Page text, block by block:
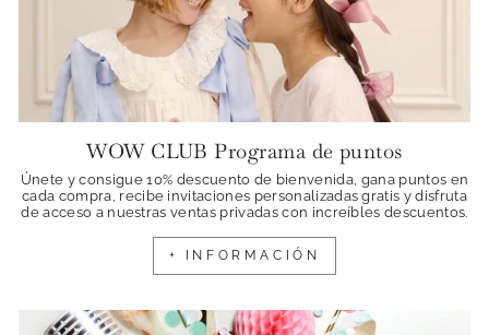
WOW CLUB Programa de puntos
Únete y consigue 10% descuento de bienvenida, gana puntos en
cada compra, recibe invitaciones personalizadas gratis y disfruta
de acceso a nuestras ventas privadas con increíbles descuentos.
+ INFORMACIÓN